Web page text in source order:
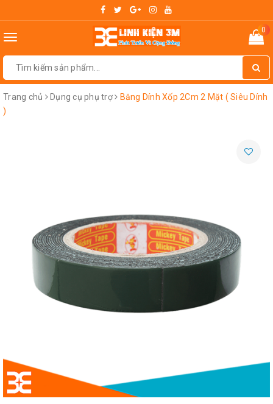
Toggle
0
Trang chủ Dụng cụ phụ trợ
Băng Dính Xốp 2Cm 2 Mặt ( Siêu Dính
)